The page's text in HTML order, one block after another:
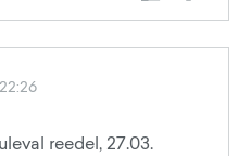
reedel, 27.03.